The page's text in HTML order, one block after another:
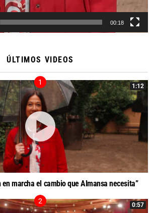
00:18
ÚLTIMOS VIDEOS
1:12
en marcha el cambio que Almansa necesita”
0:57